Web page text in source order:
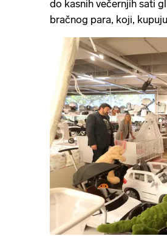
do kasnih večernjih sati
bračnog para, koji,